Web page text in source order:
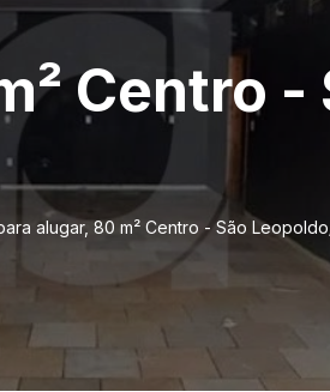
Centro -
alugar, 80 m² Centro - São